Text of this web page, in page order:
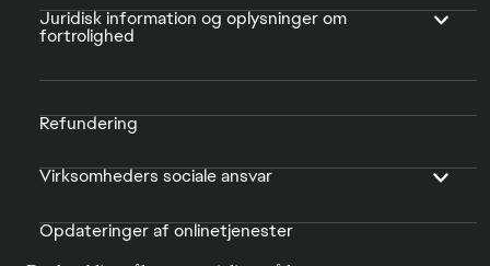
Juridisk information og oplysninger om
fortrolighed
Refundering
Virksomheders sociale ansvar
Opdateringer af onlinetjenester